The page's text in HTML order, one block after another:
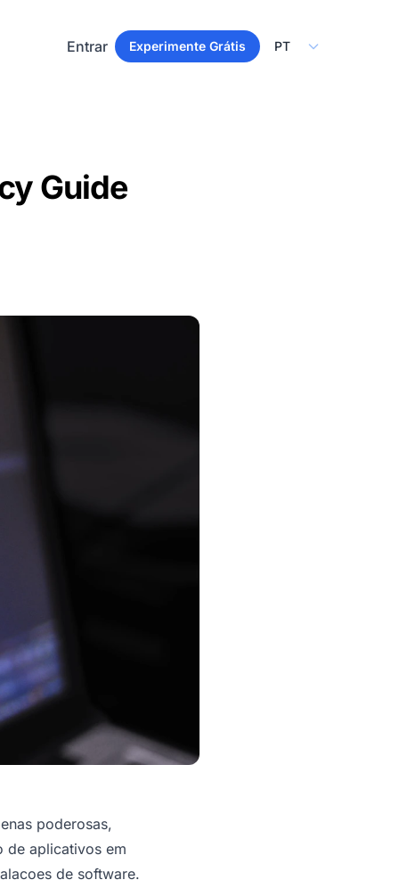
Entrar Experimente Grátis Select Language
Guide
poderosas,
de aplicativos em
de software.